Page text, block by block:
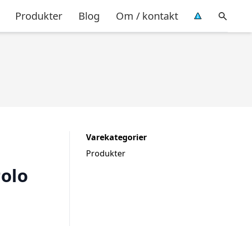
Produkter Blog Om / kontakt
Varekategorier
Produkter